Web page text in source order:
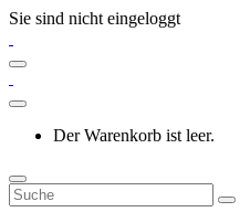
Sie sind nicht eingeloggt
Der Warenkorb ist leer.